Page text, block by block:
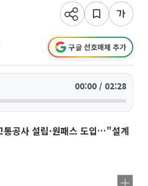
구글 선호매체 추가
00:00 / 02:28
통공사 설립·원패스 도입…"설계